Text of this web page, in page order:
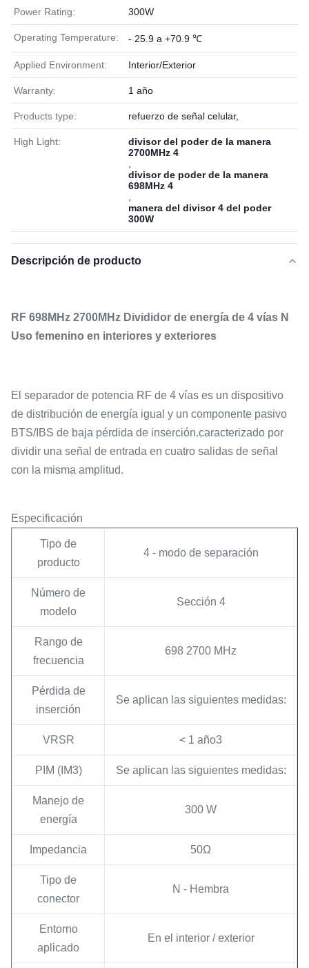
Power Rating: 300W
Operating Temperature: - 25.9 a +70.9 ℃
Applied Environment: Interior/Exterior
Warranty: 1 año
Products type: refuerzo de señal celular,
High Light:
divisor del poder de la manera
2700MHz 4
divisor de poder de la manera
698MHz 4
manera del divisor 4 del poder
300W
Descripción de producto
RF 698MHz 2700MHz Divididor de energía de 4 vías N
Uso femenino en interiores y exteriores
El separador de potencia RF de 4 vías es un dispositivo
de distribución de energía igual y un componente pasivo
BTS/IBS de baja pérdida de inserción.caracterizado por
dividir una señal de entrada en cuatro salidas de señal
con la misma amplitud.
Especificación
Tipo de
producto
4 - modo de separación
Número de
modelo
Sección 4
Rango de
frecuencia
698 2700 MHz
Pérdida de
inserción
Se aplican las siguientes medidas:
VRSR < 1 año3
PIM (IM3) Se aplican las siguientes medidas:
Manejo de
energía
300 W
Impedancia 50Ω
Tipo de
conector
N - Hembra
Entorno
aplicado
En el interior / exterior